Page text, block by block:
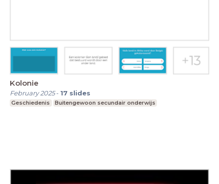
Kolonie
February 2025- 17 slides
Geschiedenis Buitengewoon secundair onderwijs